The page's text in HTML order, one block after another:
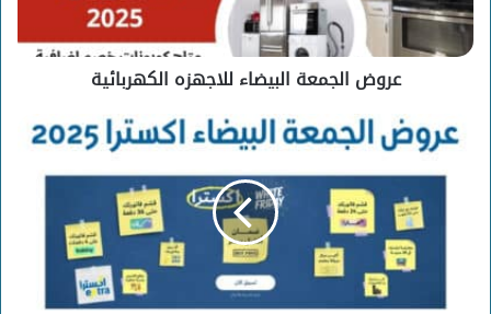
عروض الجمعة البيضاء للاجهزه الكهربائية
عروض
الجمعة
البيضاء